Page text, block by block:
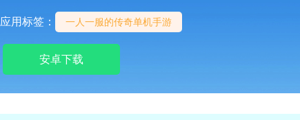
应用标签： 一人一服的传奇单机手游
安卓下载